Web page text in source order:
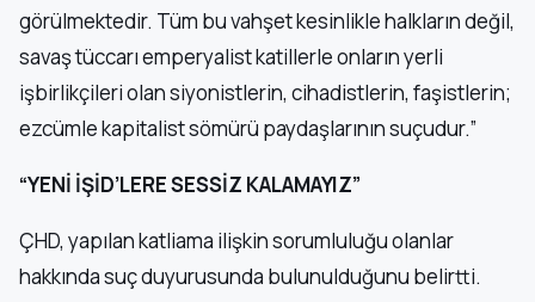
görülmektedir. Tüm bu vahşet kesinlikle halkların değil,
savaş tüccarı emperyalist katillerle onların yerli
işbirlikçileri olan siyonistlerin, cihadistlerin, faşistlerin;
ezcümle kapitalist sömürü paydaşlarının suçudur.”
“YENİ İŞİD’LERE SESSİZ KALAMAYIZ”
ÇHD, yapılan katliama ilişkin sorumluluğu olanlar
hakkında suç duyurusunda bulunulduğunu belirtti.